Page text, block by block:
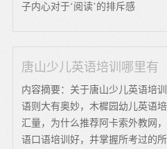
子内心对于‘阅读’的排斥感
唐山少儿英语培训哪里有
内容摘要：关于唐山少儿英语培
语则大有奥妙，木樨园幼儿英语
汇量，为什么推荐阿卡索外教网
语口语培训好，并掌握所考过的